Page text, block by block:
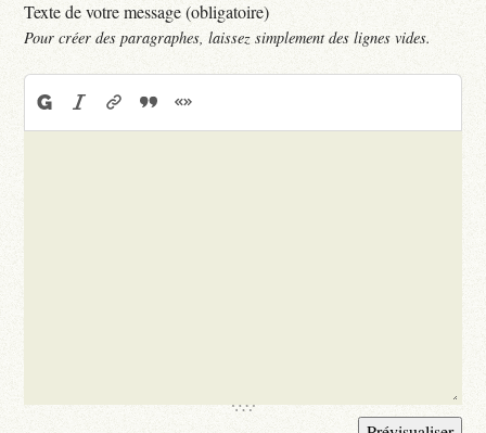
Texte de votre message (obligatoire)
Pour créer des paragraphes, laissez simplement des lignes vides.